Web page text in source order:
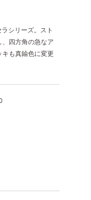
シリーズ。スト
四方角の急なア
も真鍮色に変更